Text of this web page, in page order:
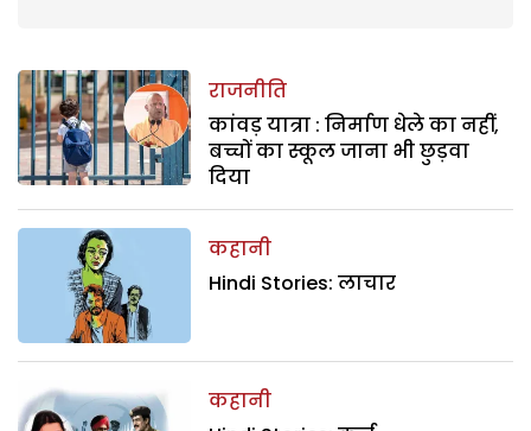
राजनीति
कांवड़ यात्रा : निर्माण धेले का नहीं,
बच्चों का स्कूल जाना भी छुड़वा
दिया
कहानी
Hindi Stories: लाचार
कहानी